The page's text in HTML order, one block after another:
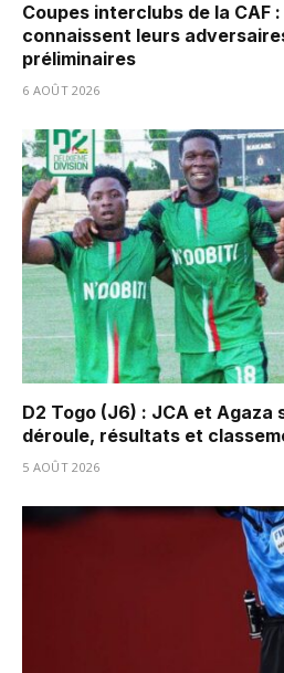
Coupes interclubs de la CAF
connaissent leurs
préliminaires
6 AOÛT 2026
D2 Togo (J6) : JCA et Agaza
déroule, résultats et
5 AOÛT 2026